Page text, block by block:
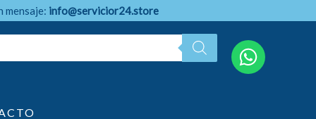
mensaje: info@servicior24.store